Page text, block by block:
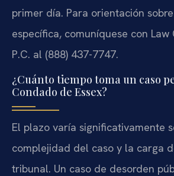
primer día. Para orientación
específica, comuníquese con Law
P.C. al (888) 437-7747.
¿Cuánto tiempo toma un caso
Condado de Essex?
El plazo varía significativamente
complejidad del caso y la carga
tribunal. Un caso de desorden